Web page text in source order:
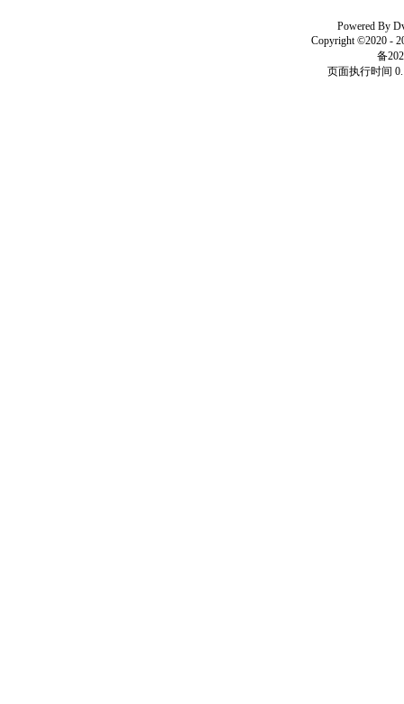
Powered By
Copyright ©2020 -
备
页面执行时间